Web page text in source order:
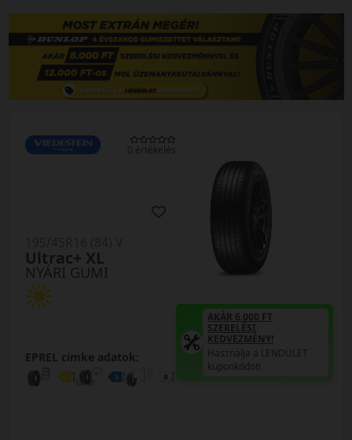
0 értékelés
NYÁRI GUMI
Ultrac+ XL
EPREL cimke adatok:
AKÁR 6.000 FT
SZERELÉSI
KEDVEZMÉNY!
Használja a LENDÜLET
kuponkódot!